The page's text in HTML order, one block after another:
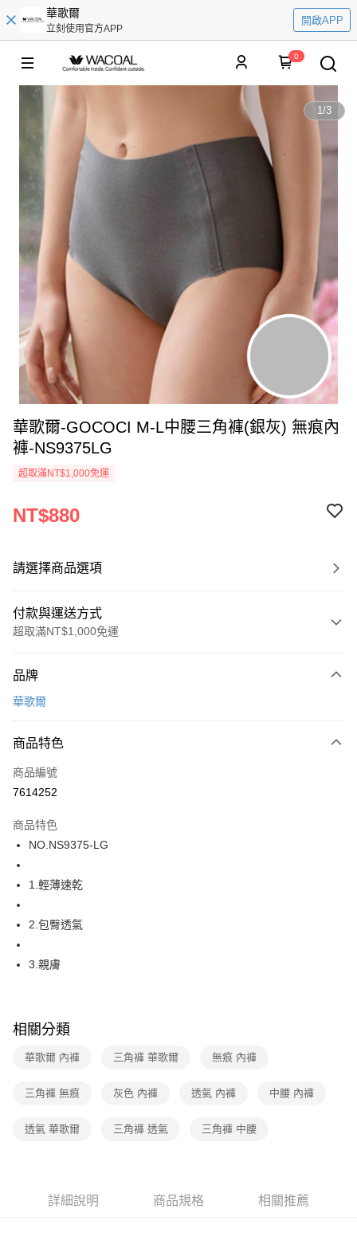
華歌爾
立刻使用官方APP
開啟APP
0
1/3
華歌爾-GOCOCI M-L中腰三角褲(銀灰) 無痕內
褲-NS9375LG
超取滿NT$1,000免運
NT$880
請選擇商品選項
付款與運送方式
超取滿NT$1,000免運
信用卡一次付款
LINE Pay
街口支付
運送方式
全家取貨付款
每筆NT$80，滿NT$1,000(含以上)免運費
付款後全家取貨
7-11取貨付款
付款後7-11取貨
每筆NT$80，滿NT$1,000(含以上)免運費
離島
每筆NT$80，滿NT$1,000(含以上)免運費
品牌
華歌爾
商品特色
商品編號
7614252
商品特色
NO.NS9375-LG
1.輕薄速乾
2.包臀透氣
3.親膚
相關分類
華歌爾 內褲 三角褲 華歌爾 無痕 內褲
三角褲 無痕 灰色 內褲 透氣 內褲 中腰 內褲
透氣 華歌爾 三角褲 透氣 三角褲 中腰
詳細說明 商品規格 相關推薦